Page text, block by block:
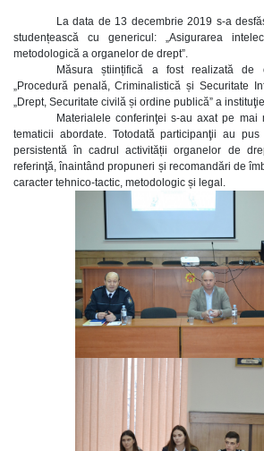
La data de 13 decembrie 2019 s-a
studențească cu genericul: „Asigurarea
metodologică a organelor de drept”.
Măsura științifică a fost realizată de
„Procedură penală, Criminalistică și Securitate
„Drept, Securitate civilă și ordine publică” a
Materialele conferinţei s-au axat pe mai
tematicii abordate. Totodată participanţii au
persistentă în cadrul activității organelor de
referinţă, înaintând propuneri și recomandări de
caracter tehnico-tactic, metodologic și legal.